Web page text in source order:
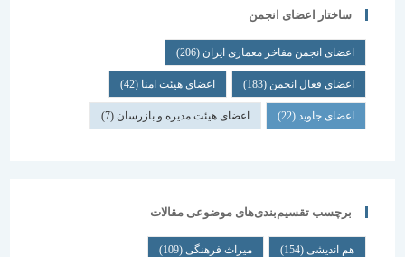
ساختار اعضای انجمن
اعضای انجمن مفاخر معماری ایران (206)
اعضای فعال انجمن(183) اعضای هیئت امنا(42)
اعضای جاوید(22) اعضای هیئت مدیره و بازرسان(7)
برچسب تقسیم‌بندی‌های موضوعی مقالات
هم اندیشی (154) میراث فرهنگی (109)